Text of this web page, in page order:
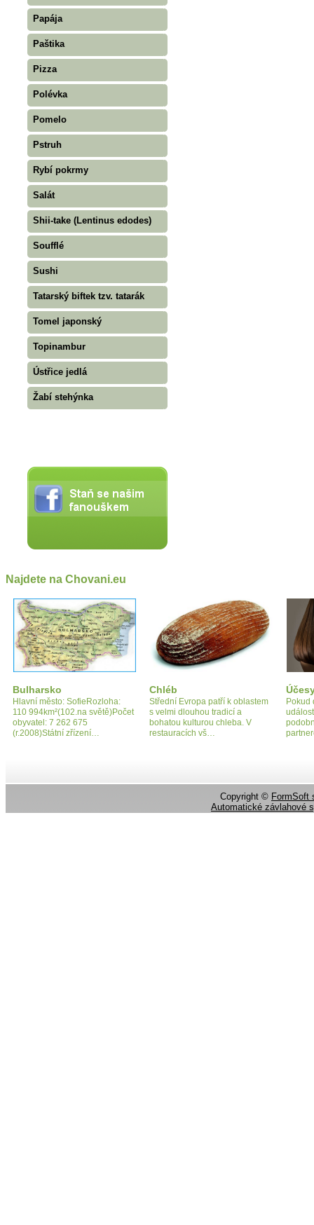
Papája
Paštika
Pizza
Polévka
Pomelo
Pstruh
Rybí pokrmy
Salát
Shii-take (Lentinus edodes)
Soufflé
Sushi
Tatarský biftek tzv. tatarák
Tomel japonský
Topinambur
Ústřice jedlá
Žabí stehýnka
Najdete na Chovani.eu
Bulharsko
Hlavní město: SofieRozloha:
110 994km²(102.na světě)Počet
obyvatel: 7 262 675
(r.2008)Státní zřízení…
Chléb
Střední Evropa patří k oblastem
s velmi dlouhou tradicí a
bohatou kulturou chleba. V
restauracích vš…
Pokud
Copyright © FormSoft
Automatické závlahové